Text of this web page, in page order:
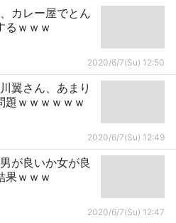
カレー屋でとん
るｗｗｗ
2020/6/7(Su) 12:50
翼さん、あまり
題ｗｗｗｗｗｗ
2020/6/7(Su) 12:49
が良いか女が良
果ｗｗｗ
2020/6/7(Su) 12:47